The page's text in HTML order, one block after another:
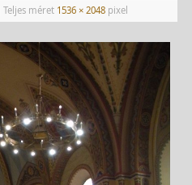
Teljes méret 1536 × 2048pixel